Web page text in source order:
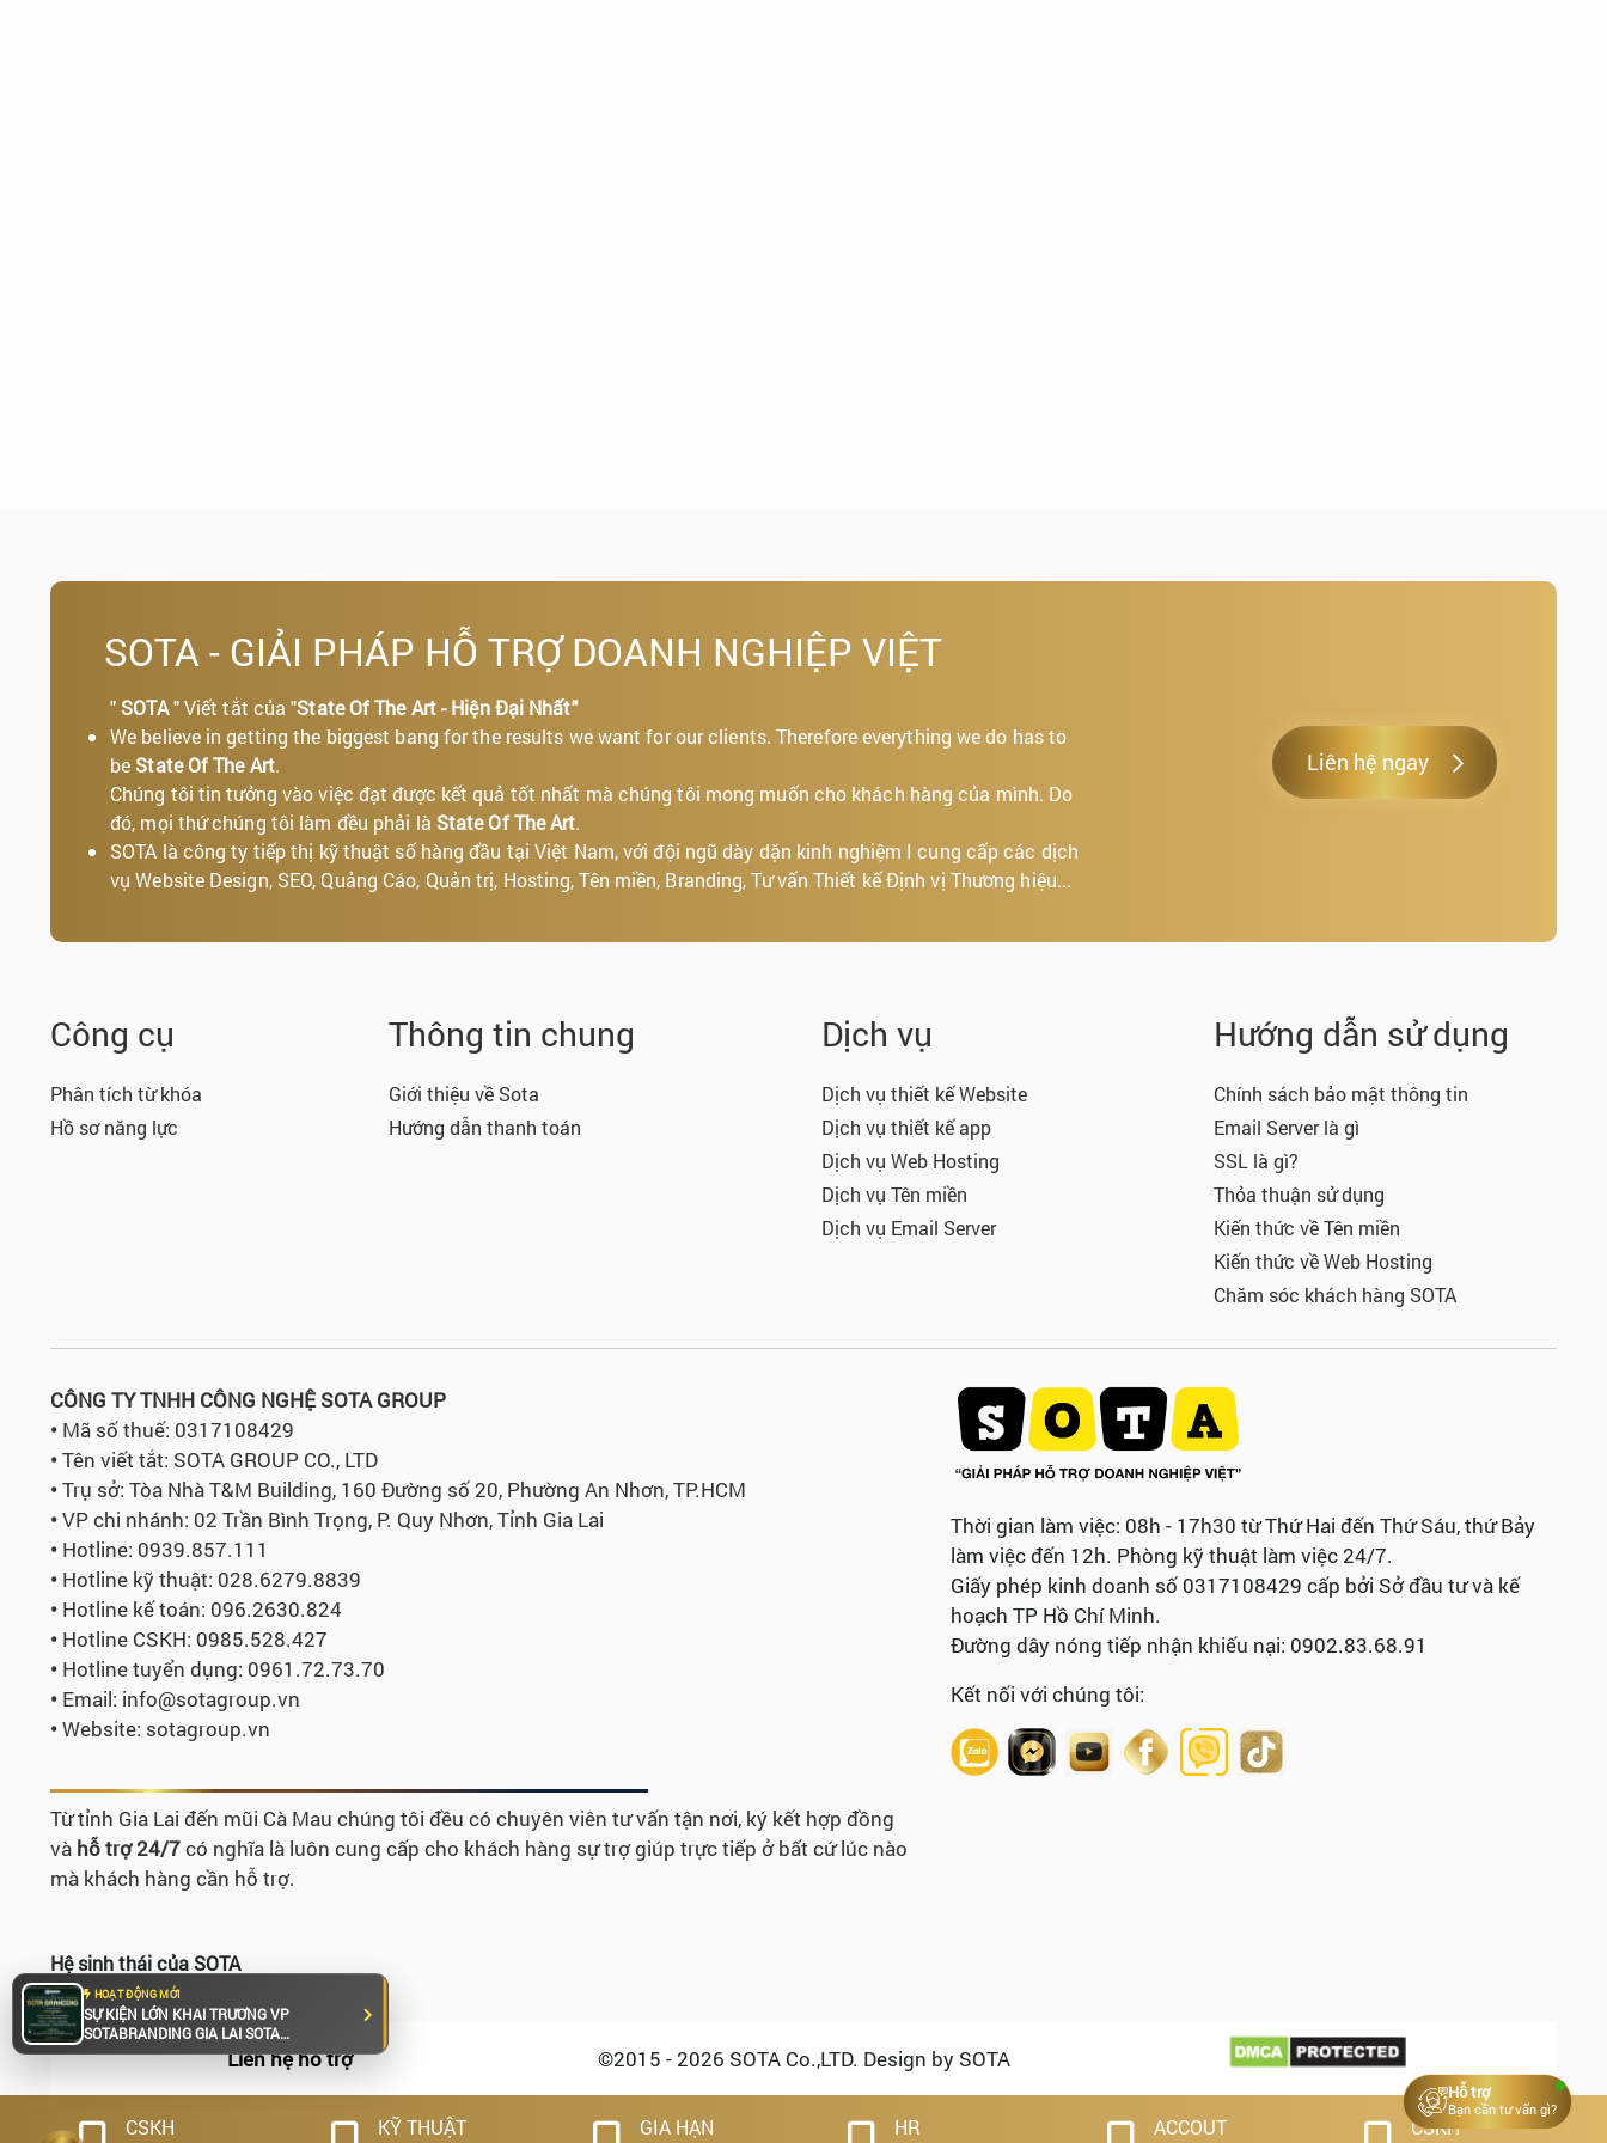
SOTA - GIẢI PHÁP HỖ TRỢ DOANH NGHIỆP VIỆT
"SOTA" Viết tắt của "State Of The Art - Hiện Đại Nhất"
We believe in getting the biggest bang for the results we want for our clients. Therefore everything we do has to
beState Of The Art.
Chúng tôi tin tưởng vào việc đạt được kết quả tốt nhất mà chúng tôi mong muốn cho khách hàng của mình. Do
đó, mọi thứ chúng tôi làm đều phải là State Of The Art.
SOTA là công ty tiếp thị kỹ thuật số hàng đầu tại Việt Nam, với đội ngũ dày dặn kinh nghiệm I cung cấp các dịch
vụ Website Design, SEO, Quảng Cáo, Quản trị, Hosting, Tên miền, Branding, Tư vấn Thiết kế Định vị Thương hiệu...
Liên hệ ngay
Công cụ
Phân tích từ khóa
Hồ sơ năng lực
Thông tin chung
Giới thiệu về Sota
Hướng dẫn thanh toán
Dịch vụ
Dịch vụ thiết kế Website
Dịch vụ thiết kế app
Dịch vụ Web Hosting
Dịch vụ Tên miền
Dịch vụ Email Server
Hướng dẫn sử dụng
Chính sách bảo mật thông tin
Email Server là gì
SSL là gì?
Thỏa thuận sử dụng
Kiến thức về Tên miền
Kiến thức về Web Hosting
Chăm sóc khách hàng SOTA
CÔNG TY TNHH CÔNG NGHỆ SOTA GROUP
• Mã số thuế: 0317108429
•Tên viết tắt: SOTA GROUP CO., LTD
•Trụ sở: Tòa Nhà T&M Building, 160 Đường số 20, Phường An Nhơn, TP.HCM
•VP chi nhánh: 02 Trần Bình Trọng, P. Quy Nhơn, Tỉnh Gia Lai
• Hotline: 0939.857.111
• Hotline kỹ thuật: 028.6279.8839
• Hotline kế toán: 096.2630.824
• Hotline CSKH: 0985.528.427
• Hotline tuyển dụng: 0961.72.73.70
• Email: info@sotagroup.vn
•Website: sotagroup.vn
Từ tỉnh Gia Lai đến mũi Cà Mau chúng tôi đều có chuyên viên tư vấn tận nơi, ký kết hợp đồng
và hỗ trợ 24/7có nghĩa là luôn cung cấp cho khách hàng sự trợ giúp trực tiếp ở bất cứ lúc nào
mà khách hàng cần hỗ trợ.
Thời gian làm việc: 08h - 17h30 từ Thứ Hai đến Thứ Sáu, thứ Bảy
làm việc đến 12h. Phòng kỹ thuật làm việc 24/7.
Giấy phép kinh doanh số 0317108429 cấp bởi Sở đầu tư và kế
hoạch TP Hồ Chí Minh.
Đường dây nóng tiếp nhận khiếu nại: 0902.83.68.91
Kết nối với chúng tôi:
Hệ sinh thái của SOTA
Liên hệ hỗ trợ ©2015 - 2026 SOTA Co.,LTD. Design by SOTA
Hỗ trợ
Bạn cần tư vấn gì?
HOẠT ĐỘNG MỚI
SỰ KIỆN LỚN KHAI TRƯƠNG VP
SOTABRANDING GIA LAI SOTA
BRANDING trân trọng kính mời Quý
khách đến tham dự chương trình khai
doanh nghiệp giới thiệu đầy đủ về năng
CSKH KỸ THUẬT GIA HẠN HR ACCOUT CSKH